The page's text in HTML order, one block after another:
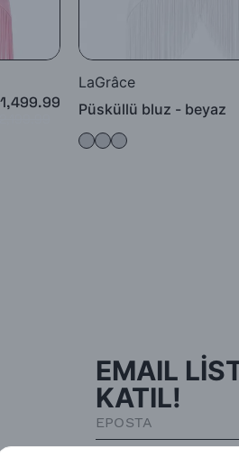
LaGrâce
Püsküllü bluz - beyaz
EMAIL
KATIL!